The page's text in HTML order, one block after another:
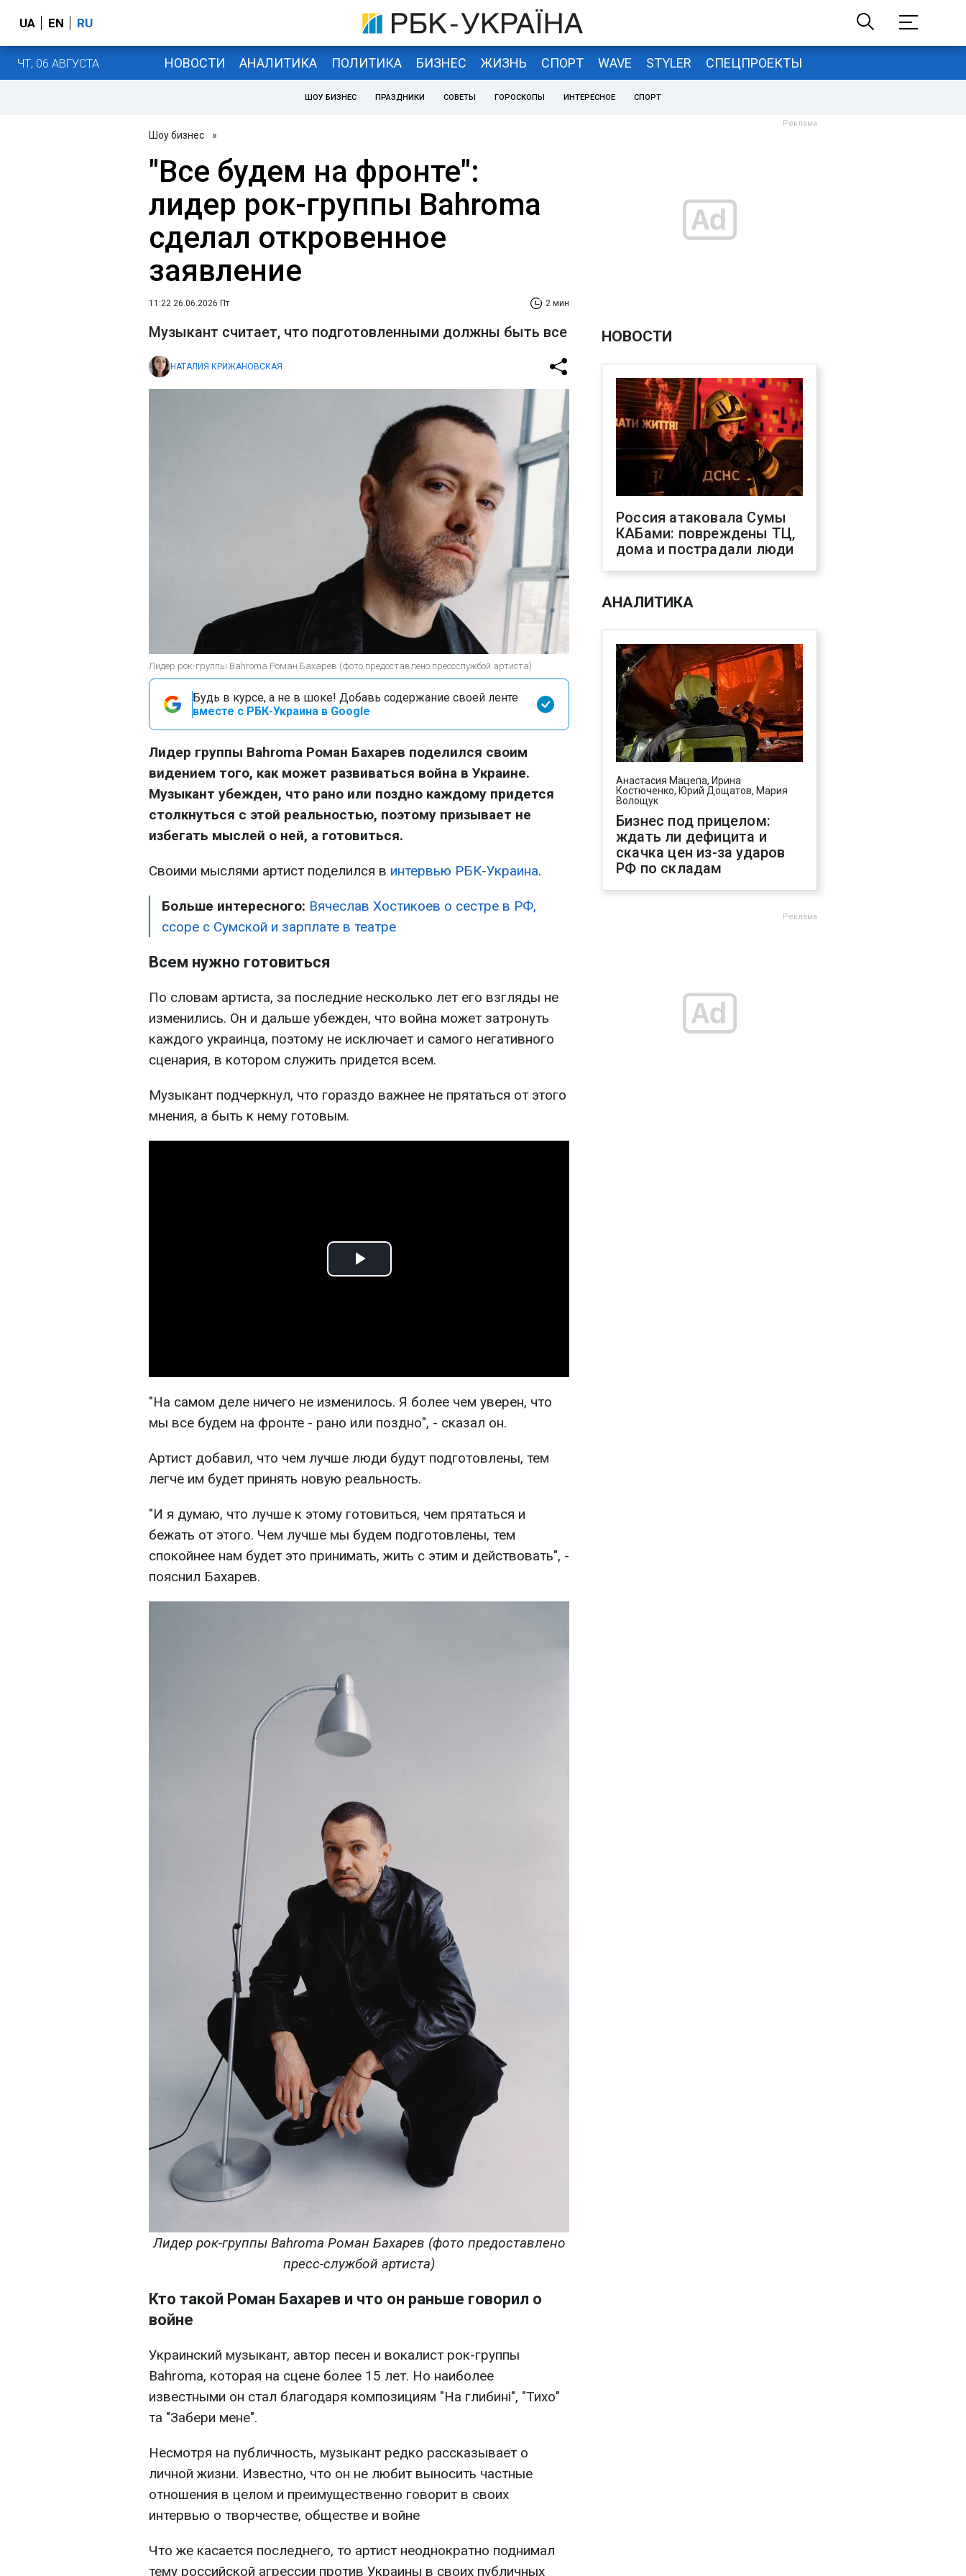
UA EN RU
ЧТ, 06 АВГУСТА НОВОСТИ АНАЛИТИКА ПОЛИТИКА БИЗНЕС ЖИЗНЬ СПОРТ WAVE STYLER СПЕЦПРОЕКТЫ
ШОУ БИЗНЕС ПРАЗДНИКИ СОВЕТЫ ГОРОСКОПЫ ИНТЕРЕСНОЕ СПОРТ
Шоу бизнес »
"Все будем на фронте":
лидер рок-группы Bahromа
сделал откровенное
заявление
11:22 26.06.2026 Пт 2 мин
Музыкант считает, что подготовленными должны быть все
НАТАЛИЯ КРИЖАНОВСКАЯ
Лидер рок-группы Bahroma Роман Бахарев (фото предоставлено прессслужбой артиста)
Будь в курсе, а не в шоке! Добавь содержание своей ленте
вместе с РБК-Украина в Google
Лидер группы Bahroma Роман Бахарев поделился своим
видением того, как может развиваться война в Украине.
Музыкант убежден, что рано или поздно каждому придется
столкнуться с этой реальностью, поэтому призывает не
избегать мыслей о ней, а готовиться.
Своими мыслями артист поделился в интервью РБК-Украина.
Больше интересного: Вячеслав Хостикоев о сестре в РФ,
ссоре с Сумской и зарплате в театре
Всем нужно готовиться
По словам артиста, за последние несколько лет его взгляды не
изменились. Он и дальше убежден, что война может затронуть
каждого украинца, поэтому не исключает и самого негативного
сценария, в котором служить придется всем.
Музыкант подчеркнул, что гораздо важнее не прятаться от этого
мнения, а быть к нему готовым.
Play
"На самом деле ничего не изменилось. Я более чем уверен, что
мы все будем на фронте - рано или поздно", - сказал он.
Артист добавил, что чем лучше люди будут подготовлены, тем
легче им будет принять новую реальность.
"И я думаю, что лучше к этому готовиться, чем прятаться и
бежать от этого. Чем лучше мы будем подготовлены, тем
спокойнее нам будет это принимать, жить с этим и действовать", -
пояснил Бахарев.
Лидер рок-группы Bahroma Роман Бахарев (фото предоставлено
пресс-службой артиста)
Кто такой Роман Бахарев и что он раньше говорил о
войне
Украинский музыкант, автор песен и вокалист рок-группы
Bahroma, которая на сцене более 15 лет. Но наиболее
известными он стал благодаря композициям "На глибині", "Тихо"
та "Забери мене".
Несмотря на публичность, музыкант редко рассказывает о
личной жизни. Известно, что он не любит выносить частные
отношения в целом и преимущественно говорит в своих
интервью о творчестве, обществе и войне
Что же касается последнего, то артист неоднократно поднимал
тему российской агрессии против Украины в своих публичных
НОВОСТИ
Россия атаковала Сумы
КАБами: повреждены ТЦ,
дома и пострадали люди
АНАЛИТИКА
Анастасия Мацепа, Ирина
Костюченко, Юрий Дощатов, Мария
Волощук
Бизнес под прицелом:
ждать ли дефицита и
скачка цен из-за ударов
РФ по складам